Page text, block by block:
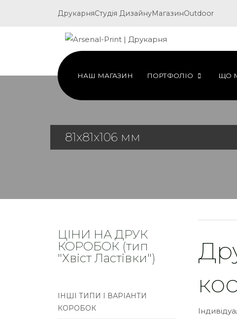
ДрукарняСтудія ДизайнуМагазинOutdoor
НАШ МАГАЗИН ПОРТФОЛІО ЩО
81х81х106 мм
ЦІНИ НА ДРУК
КОРОБОК (тип
"Хвіст Ластівки")
ІНШІ ТИПИ І ВАРІАНТИ
КОРОБОК